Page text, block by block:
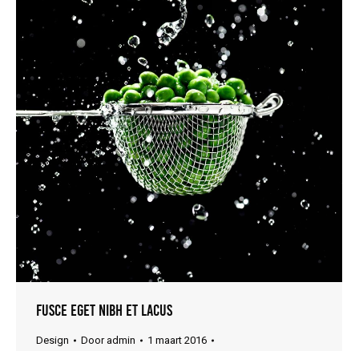
Fusce eget nibh et lacus
Design Dooradmin
1 maart 2016